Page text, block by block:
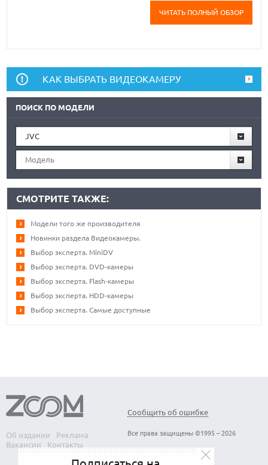
ЧИТАТЬ ПОЛНЫЙ ОБЗОР
КАК ВЫБРАТЬ ВИДЕОКАМЕРУ
ПОИСК ПО МОДЕЛИ
JVC
Модель
СМОТРИТЕ ТАКЖЕ:
Модели того же производителя
Новинки раздела Видеокамеры.
Выбор эксперта. MiniDV
Выбор эксперта. DVD-камеры
Выбор эксперта. Flash-камеры
Выбор эксперта. HDD-камеры
Выбор эксперта. Самые доступные
Об издании
Реклама
Вакансии
Контакты
Сообщить об ошибке
Все права защищены ©1995 – 2026